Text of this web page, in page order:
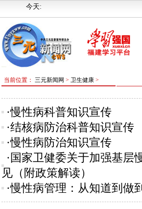
今天:
当前位置： 三元新闻网 > 卫生健康>
·慢性病科普知识宣传
·结核病防治科普知识宣传
·慢性病防治知识宣传
·国家卫健委关于加强基层
见（附政策解读）
·慢性病管理：从知道到做到